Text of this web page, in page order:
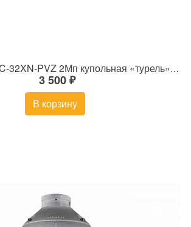
Tiandy-IPEYE-TC-32XN-PVZ 2Мп купольная «турель» IP камера с фиксированным объективом, серия SPARK со встроенным агентом IPEYE для ПВЗ
3 500 ₽
В корзину